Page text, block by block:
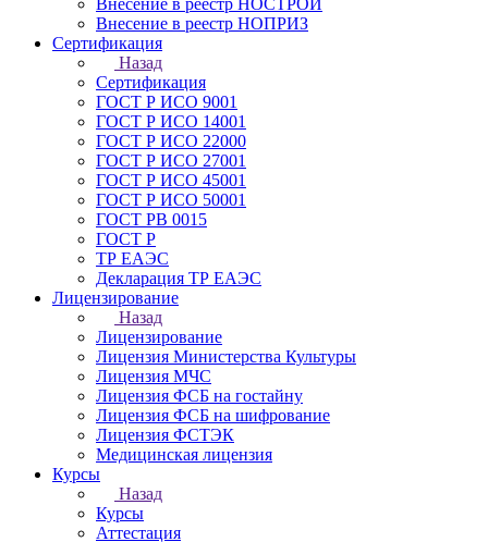
Внесение в реестр НОСТРОЙ
Внесение в реестр НОПРИЗ
Сертификация
Назад
Сертификация
ГОСТ Р ИСО 9001
ГОСТ Р ИСО 14001
ГОСТ Р ИСО 22000
ГОСТ Р ИСО 27001
ГОСТ Р ИСО 45001
ГОСТ Р ИСО 50001
ГОСТ РВ 0015
ГОСТ Р
ТР ЕАЭС
Декларация ТР ЕАЭС
Лицензирование
Назад
Лицензирование
Лицензия Министерства Культуры
Лицензия МЧС
Лицензия ФСБ на гостайну
Лицензия ФСБ на шифрование
Лицензия ФСТЭК
Медицинская лицензия
Курсы
Назад
Курсы
Аттестация